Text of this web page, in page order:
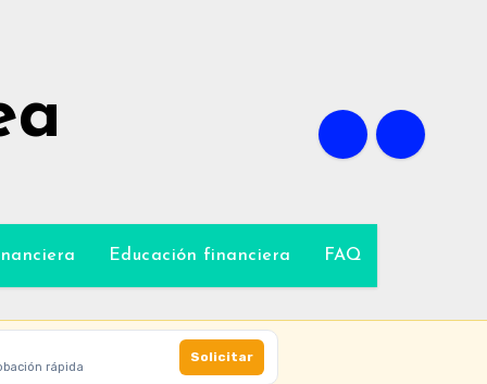
Educación financiera FAQ
rápida
Solicitar